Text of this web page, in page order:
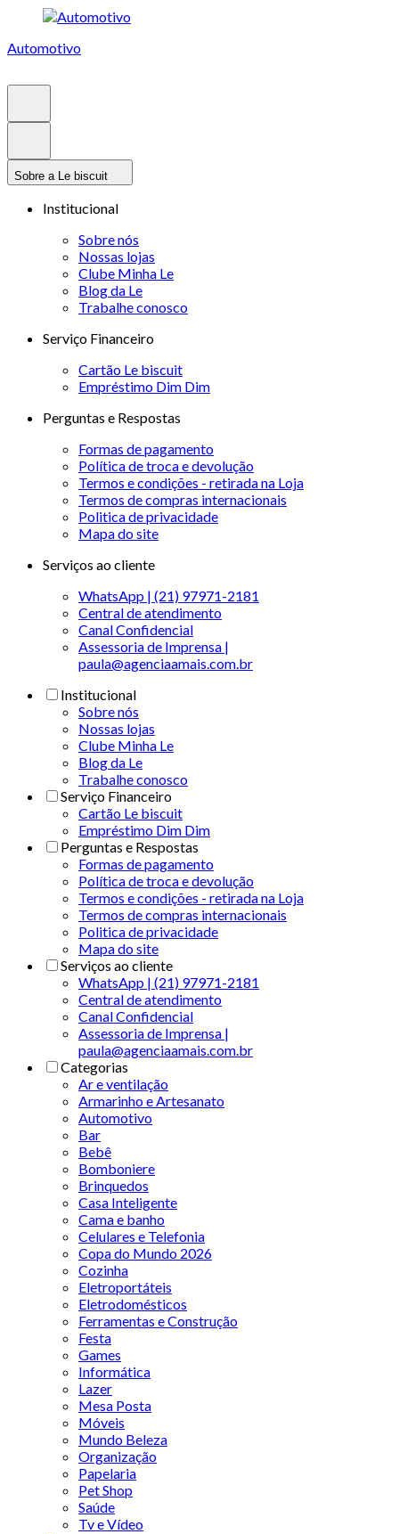
Automotivo
Sobre a Le biscuit
Institucional
Sobre nós
Nossas lojas
Clube Minha Le
Blog da Le
Trabalhe conosco
Serviço Financeiro
Cartão Le biscuit
Empréstimo Dim Dim
Perguntas e Respostas
Formas de pagamento
Política de troca e devolução
Termos e condições - retirada na Loja
Termos de compras internacionais
Politica de privacidade
Mapa do site
Serviços ao cliente
WhatsApp | (21) 97971-2181
Central de atendimento
Canal Confidencial
Assessoria de Imprensa |
paula@agenciaamais.com.br
Institucional
Sobre nós
Nossas lojas
Clube Minha Le
Blog da Le
Trabalhe conosco
Serviço Financeiro
Cartão Le biscuit
Empréstimo Dim Dim
Perguntas e Respostas
Formas de pagamento
Política de troca e devolução
Termos e condições - retirada na Loja
Termos de compras internacionais
Politica de privacidade
Mapa do site
Serviços ao cliente
WhatsApp | (21) 97971-2181
Central de atendimento
Canal Confidencial
Assessoria de Imprensa |
paula@agenciaamais.com.br
Categorias
Ar e ventilação
Armarinho e Artesanato
Automotivo
Bar
Bebê
Bomboniere
Brinquedos
Casa Inteligente
Cama e banho
Celulares e Telefonia
Copa do Mundo 2026
Cozinha
Eletroportáteis
Eletrodomésticos
Ferramentas e Construção
Festa
Games
Informática
Lazer
Mesa Posta
Móveis
Mundo Beleza
Organização
Papelaria
Pet Shop
Saúde
Tv e Vídeo